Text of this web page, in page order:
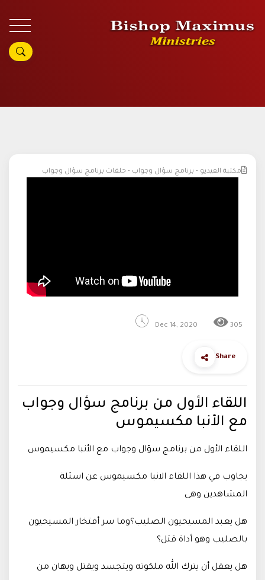
مكتبة الفيديو - برنامج سؤال وجواب - حلقات برنامج سؤال وجواب
Dec 14, 2020 305
Share
اللقاء الأول من برنامج سؤال وجواب
مع الأنبا مكسيموس
اللقاء الأول من برنامج سؤال وجواب مع الأنبا مكسيموس
يجاوب في هذا اللقاء الانبا مكسيموس عن اسئلة
المشاهدين وهى
هل يعبد المسيحيون الصليب؟وما سر أفتخار المسيحيون
بالصليب وهو أداة قتل؟
هل يعقل أن يترك الله ملكوته ويتجسد ويقتل ويهان من